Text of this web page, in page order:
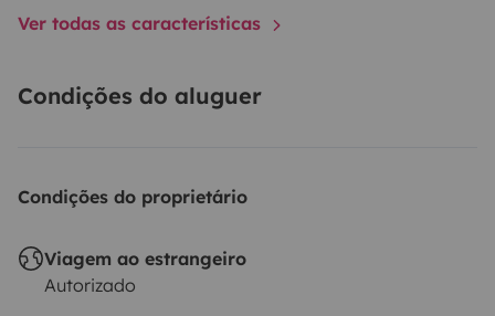
autres informationsJohann et Laurene
Ver todas as características
Condições do aluguer
Condições do proprietário
Viagem ao estrangeiro
Autorizado